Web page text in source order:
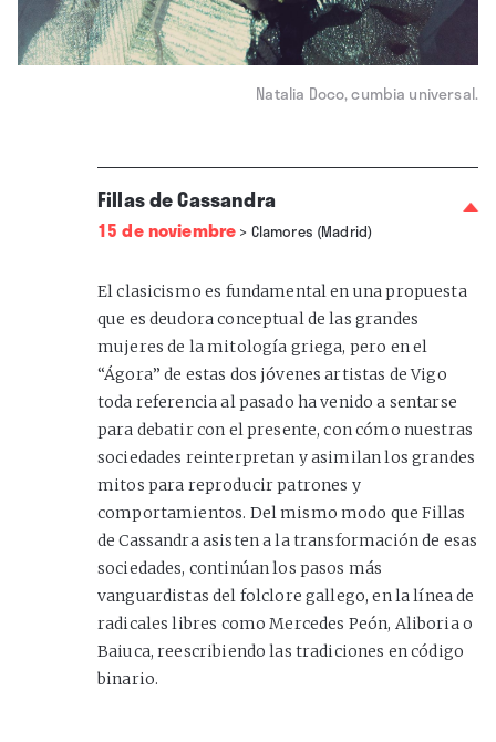
Natalia Doco, cumbia universal.
Fillas de Cassandra
15 de noviembre > Clamores (Madrid)
El clasicismo es fundamental en una propuesta
que es deudora conceptual de las grandes
mujeres de la mitología griega, pero en el
“Ágora” de estas dos jóvenes artistas de Vigo
toda referencia al pasado ha venido a sentarse
para debatir con el presente, con cómo nuestras
sociedades reinterpretan y asimilan los grandes
mitos para reproducir patrones y
comportamientos. Del mismo modo que Fillas
de Cassandra asisten a la transformación de esas
sociedades, continúan los pasos más
vanguardistas del folclore gallego, en la línea de
radicales libres como Mercedes Peón, Aliboria o
Baiuca, reescribiendo las tradiciones en código
binario.